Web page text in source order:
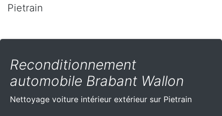
Pietrain
Reconditionnement
automobile Brabant Wallon
Nettoyage voiture intérieur extérieur sur Pietrain